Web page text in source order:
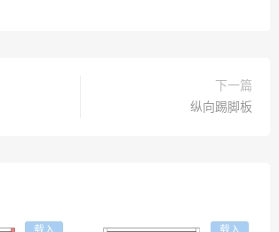
下一篇
纵向踢脚板